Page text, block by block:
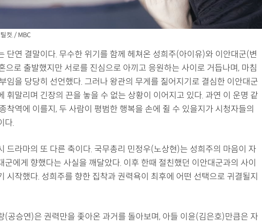
컷. / MBC
단연 결말이다. 무수한 위기를 함께 헤쳐온 성희주(아이유)와 이안대군(변
으로 출발했지만 서로를 진심으로 아끼고 응원하는 사이로 거듭나며, 마침
임을 당당히 선언했다. 그러나 왕관의 무게를 짊어지기로 결심한 이안대군
휘말리며 긴장의 끈을 놓을 수 없는 상황이 이어지고 있다. 과연 이 운명 같
착역에 이를지, 두 사람이 평범한 행복을 손에 쥘 수 있을지가 시청자들의
다.
드라마의 또 다른 축이다. 국무총리 민정우(노상현)는 성희주의 마음이 자
군에게 향했다는 사실을 깨달았다. 이후 한때 절친했던 이안대군과의 사이
시작했다. 성희주를 향한 집착과 권력욕이 최후에 어떤 선택으로 귀결될지
(공승연)은 권력만을 좇아온 과거를 돌아보며, 아들 이윤(김은호)만큼은 자